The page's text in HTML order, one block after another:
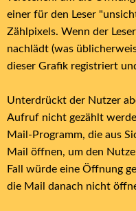
einer für den Leser
Zählpixels. Wenn der
nachlädt (was
dieser Grafik registriert
Unterdrückt der Nutzer
Aufruf nicht gezählt
Mail-Programm, die aus
Mail öffnen, um den
Fall würde eine Öffnung
die Mail danach nicht